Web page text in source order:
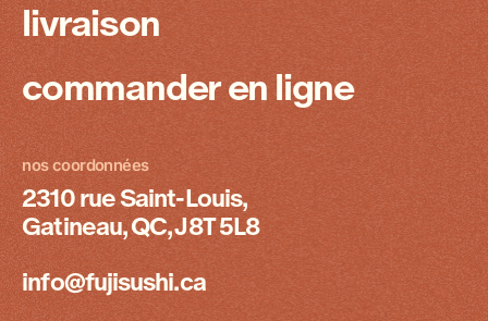
livraison
commander en ligne
nos coordonnées
2310 rue Saint-Louis,
Gatineau, QC, J8T 5L8
info@fujisushi.ca